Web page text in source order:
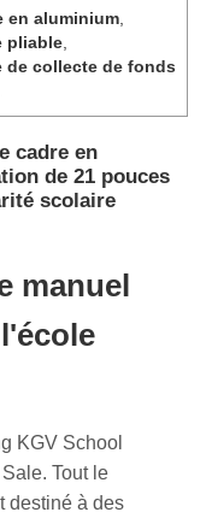
en aluminium
pliable
de collecte de fonds
cadre en
de 21 pouces
scolaire
manuel
KGV School
Tout le
destiné à des